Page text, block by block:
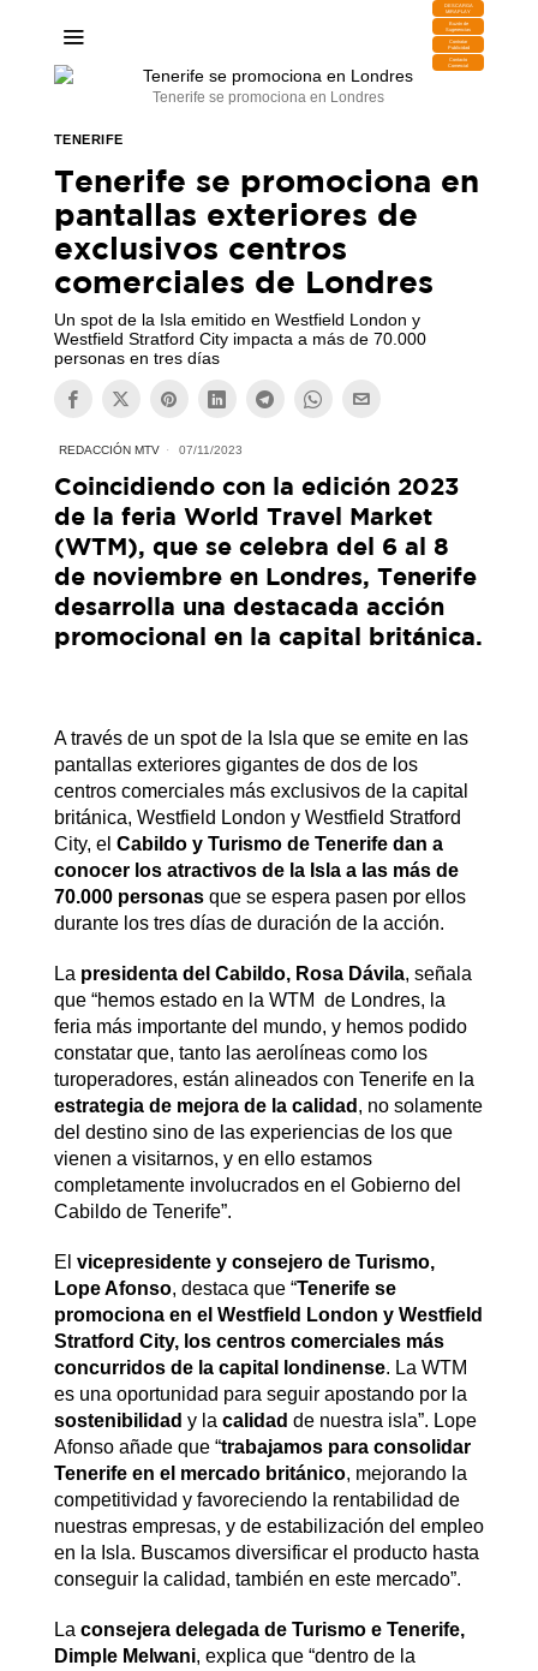
DESCARGA
MIRAPLAY
Buzón de
Sugerencias
Contratar
Publicidad
Contacto
Comercial
Tenerife se promociona en Londres
TENERIFE
Tenerife se promociona en
pantallas exteriores de
exclusivos centros
comerciales de Londres
Un spot de la Isla emitido en Westfield London y
Westfield Stratford City impacta a más de 70.000
personas en tres días
REDACCIÓN MTV 07/11/2023
Coincidiendo con la edición 2023
de la feria World Travel Market
(WTM), que se celebra del 6 al 8
de noviembre en Londres, Tenerife
desarrolla una destacada acción
promocional en la capital británica.
A través de un spot de la Isla que se emite en las
pantallas exteriores gigantes de dos de los
centros comerciales más exclusivos de la capital
británica, Westfield London y Westfield Stratford
City, el Cabildo y Turismo de Tenerife dan a
conocer los atractivos de la Isla a las más de
70.000 personasque se espera pasen por ellos
durante los tres días de duración de la acción.
La presidenta del Cabildo, Rosa Dávila, señala
que “hemos estado en la WTM de Londres, la
feria más importante del mundo, y hemos podido
constatar que, tanto las aerolíneas como los
turoperadores, están alineados con Tenerife en la
estrategia de mejora de la calidad , no solamente
del destino sino de las experiencias de los que
vienen a visitarnos, y en ello estamos
completamente involucrados en el Gobierno del
Cabildo de Tenerife”.
El vicepresidente y consejero de Turismo,
Lope Afonso, destaca que “Tenerife se
promociona en el Westfield London y Westfield
Stratford City, los centros comerciales más
concurridos de la capital londinense. La WTM
es una oportunidad para seguir apostando por la
sostenibilidad y la calidad de nuestra isla”. Lope
Afonso añade que “trabajamos para consolidar
Tenerife en el mercado británico, mejorando la
competitividad y favoreciendo la rentabilidad de
nuestras empresas, y de estabilización del empleo
en la Isla. Buscamos diversificar el producto hasta
conseguir la calidad, también en este mercado”.
La consejera delegada de Turismo e Tenerife,
Dimple Melwani, explica que “dentro de la